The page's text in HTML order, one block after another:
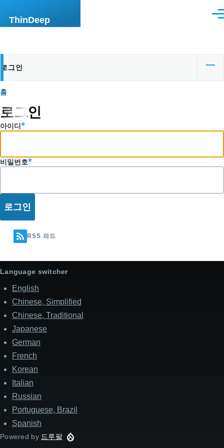
ThinDeep
메
기
본
탭
로그인
이
동
경
홈
로그인
아이디
비밀번호
RSS 피드
Language switcher
English
Chinese, Simplified
Chinese, Traditional
Japanese
German
French
Korean
Italian
Russian
Portuguese, Brazil
Spanish
Powered by 드루팔